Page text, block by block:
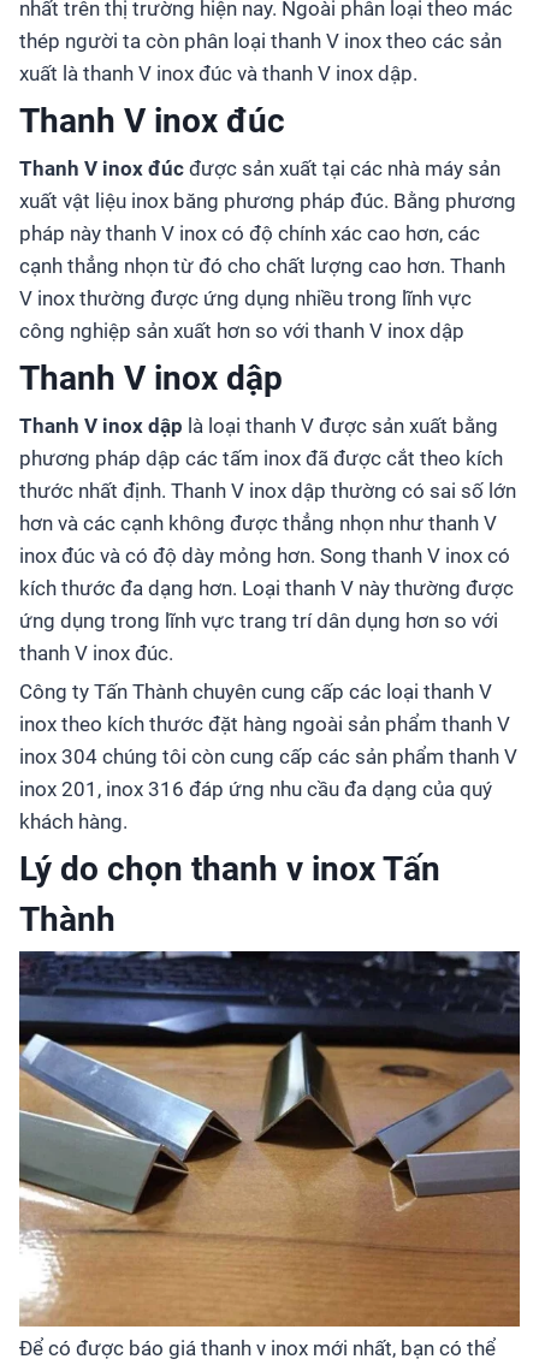
nhất trên thị trường hiện nay. Ngoài phân loại theo mác
thép người ta còn phân loại thanh V inox theo các sản
xuất là thanh V inox đúc và thanh V inox dập.
Thanh V inox đúc
Thanh V inox đúc được sản xuất tại các nhà máy sản
xuất vật liệu inox băng phương pháp đúc. Bằng phương
pháp này thanh V inox có độ chính xác cao hơn, các
cạnh thẳng nhọn từ đó cho chất lượng cao hơn. Thanh
V inox thường được ứng dụng nhiều trong lĩnh vực
công nghiệp sản xuất hơn so với thanh V inox dập
Thanh V inox dập
Thanh V inox dập là loại thanh V được sản xuất bằng
phương pháp dập các tấm inox đã được cắt theo kích
thước nhất định. Thanh V inox dập thường có sai số lớn
hơn và các cạnh không được thẳng nhọn như thanh V
inox đúc và có độ dày mỏng hơn. Song thanh V inox có
kích thước đa dạng hơn. Loại thanh V này thường được
ứng dụng trong lĩnh vực trang trí dân dụng hơn so với
thanh V inox đúc.
Công ty Tấn Thành chuyên cung cấp các loại thanh V
inox theo kích thước đặt hàng ngoài sản phẩm thanh V
inox 304 chúng tôi còn cung cấp các sản phẩm thanh V
inox 201, inox 316 đáp ứng nhu cầu đa dạng của quý
khách hàng.
Lý do chọn thanh v inox Tấn
Thành
Để có được báo giá thanh v inox mới nhất, bạn có thể